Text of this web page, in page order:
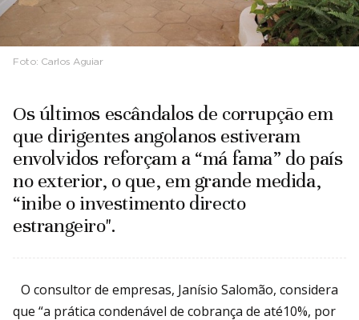
Foto: Carlos Aguiar
Os últimos escândalos de corrupção em
que dirigentes angolanos estiveram
envolvidos reforçam a “má fama” do país
no exterior, o que, em grande medida,
“inibe o investimento directo
estrangeiro".
O consultor de empresas, Janísio Salomão, considera
que “a prática condenável de cobrança de até10%, por